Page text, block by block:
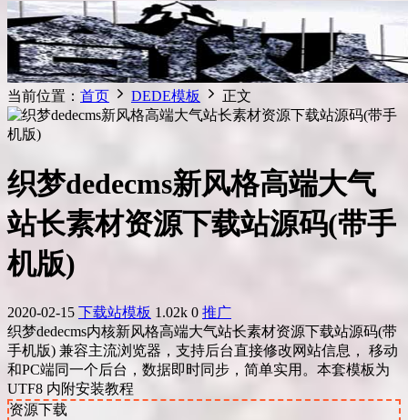
当前位置： 首页 DEDE模板 正文
织梦dedecms新风格高端大气
站长素材资源下载站源码(带手
机版)
2020-02-15 下载站模板 1.02k 0 推广
织梦dedecms内核新风格高端大气站长素材资源下载站源码(带
手机版) 兼容主流浏览器，支持后台直接修改网站信息， 移动
和PC端同一个后台，数据即时同步，简单实用。本套模板为
UTF8 内附安装教程
资源下载